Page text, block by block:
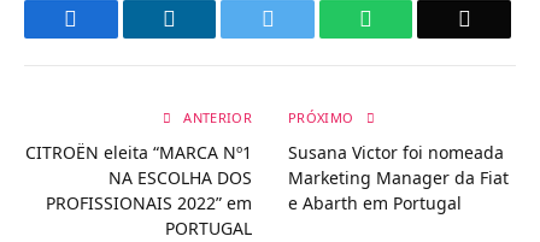
WhatsApp
ANTERIOR
CITROËN eleita “MARCA Nº1
NA ESCOLHA DOS
PROFISSIONAIS 2022” em
PORTUGAL
PRÓXIMO
Susana Victor foi nomeada
Marketing Manager da Fiat
e Abarth em Portugal